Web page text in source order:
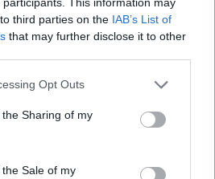
third parties on the IAB’s List of
that may further disclose it to other
app uses one or more Google
usage behaviour. You may click to
Google and its third-party tags to
purposes in below Google
Opt Outs
Sharing of my
Sale of my
a lakások, mint tavaly